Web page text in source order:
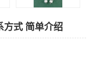
方式 简单介绍